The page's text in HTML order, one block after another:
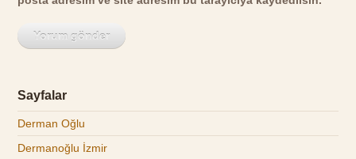
Sayfalar
Derman Oğlu
Dermanoğlu İzmir